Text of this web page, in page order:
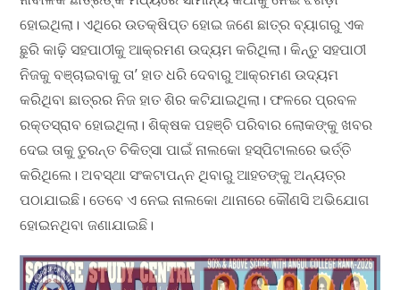
ହୋଇଥିଲା। ଏଥିରେ ଉତକ୍ଷିପ୍ତ ହୋଇ ଜଣେ ଛାତ୍ର ବ୍ୟାଗରୁ ଏକ
ଛୁରି କାଢ଼ି ସହପାଠୀକୁ ଆକ୍ରମଣ ଉଦ୍ୟମ କରିଥିଲା। କିନ୍ତୁ ସହପାଠୀ
ନିଜକୁ ବଞ୍ଚାଇବାକୁ ତା’ ହାତ ଧରି ଦେବାରୁ ଆକ୍ରମଣ ଉଦ୍ୟମ
କରିଥିବା ଛାତ୍ରର ନିଜ ହାତ ଶିର କଟିଯାଇଥିଲା। ଫଳରେ ପ୍ରବଳ
ରକ୍ତସ୍ରାବ ହୋଇଥିଲା। ଶିକ୍ଷକ ପହଞ୍ଚି ପରିବାର ଲୋକଙ୍କୁ ଖବର
ଦେଇ ତାକୁ ତୁରନ୍ତ ଚିକିତ୍ସା ପାଇଁ ନାଲକୋ ହସ୍ପିଟାଲରେ ଭର୍ତ୍ତି
କରିଥିଲେ। ଅବସ୍ଥା ସଂକଟାପନ୍ନ ଥିବାରୁ ଆହତଙ୍କୁ ଅନ୍ୟତ୍ର
ପଠାଯାଇଛି। ତେବେ ଏ ନେଇ ନାଲକୋ ଥାନାରେ କୌଣସି ଅଭିଯୋଗ
ହୋଇନଥିବା ଜଣାଯାଇଛି।